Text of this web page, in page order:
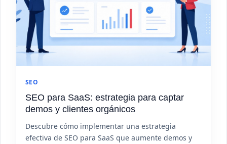
SEO
SEO para SaaS: estrategia para captar
demos y clientes orgánicos
Descubre cómo implementar una estrategia
efectiva de SEO para SaaS que aumente demos y